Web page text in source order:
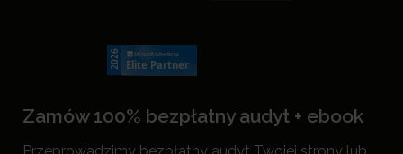
Zamów 100% bezpłatny audyt + ebook